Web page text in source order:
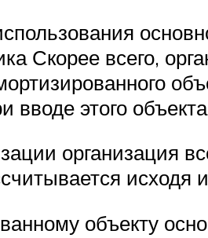
Скорее всего,
этого
организация
исходя
объекту